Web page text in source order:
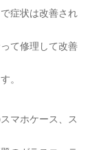
症状は改善され
て修理して改善
。
マホケース、ス